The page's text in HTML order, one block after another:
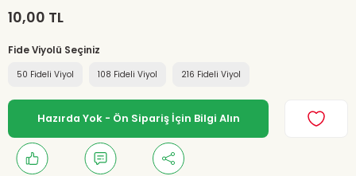
10,00 TL
Fide Viyolü Seçiniz
50 Fideli Viyol 108 Fideli Viyol 216 Fideli Viyol
Hazırda Yok - Ön Sipariş İçin Bilgi Alın